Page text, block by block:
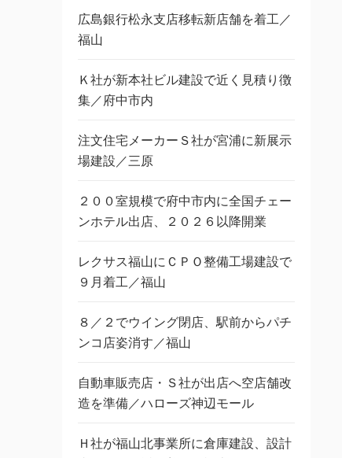
広島銀行松永支店移転新店舗を着工／
福山
Ｋ社が新本社ビル建設で近く見積り徴
集／府中市内
注文住宅メーカーＳ社が宮浦に新展示
場建設／三原
２００室規模で府中市内に全国チェー
ンホテル出店、２０２６以降開業
レクサス福山にＣＰＯ整備工場建設で
９月着工／福山
８／２でウイング閉店、駅前からパチ
ンコ店姿消す／福山
自動車販売店・Ｓ社が出店へ空店舗改
造を準備／ハローズ神辺モール
Ｈ社が福山北事業所に倉庫建設、設計